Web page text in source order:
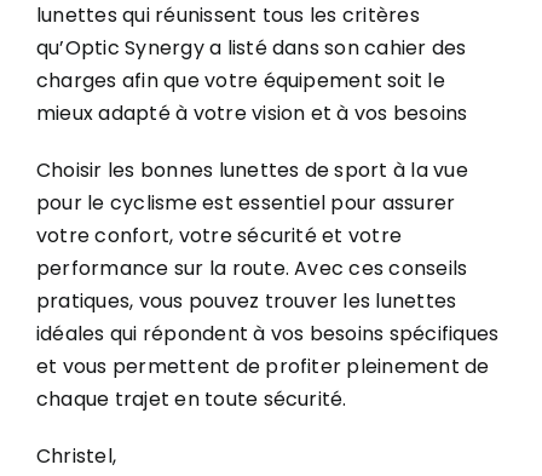
lunettes qui réunissent tous les critères
qu’Optic Synergy a listé dans son cahier des
charges afin que votre équipement soit le
mieux adapté à votre vision et à vos besoins
Choisir les bonnes lunettes de sport à la vue
pour le cyclisme est essentiel pour assurer
votre confort, votre sécurité et votre
performance sur la route. Avec ces conseils
pratiques, vous pouvez trouver les lunettes
idéales qui répondent à vos besoins spécifiques
et vous permettent de profiter pleinement de
chaque trajet en toute sécurité.
Christel,